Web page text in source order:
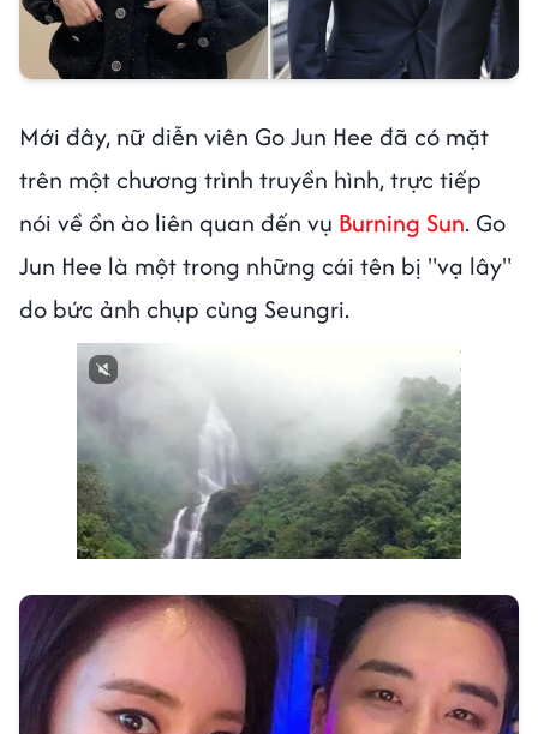
Mới đây, nữ diễn viên Go Jun Hee đã có mặt
trên một chương trình truyền hình, trực tiếp
nói về ồn ào liên quan đến vụ Burning Sun. Go
Jun Hee là một trong những cái tên bị "vạ lây"
do bức ảnh chụp cùng Seungri.
Next video in 1 Cancel